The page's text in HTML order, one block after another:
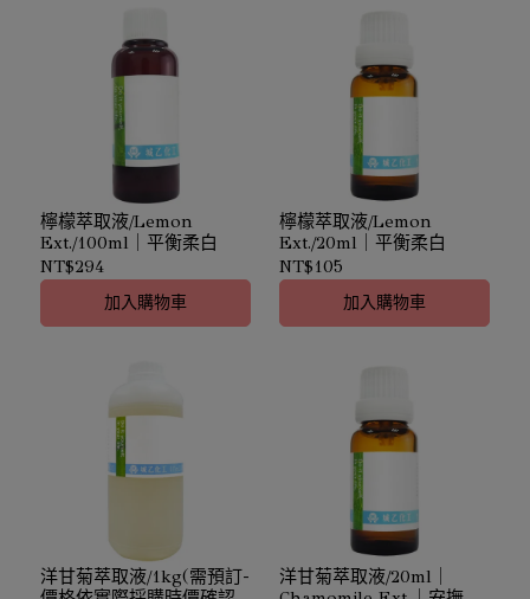
檸檬萃取液/Lemon
Ext./100ml｜平衡柔白
NT$294
加入購物車
檸檬萃取液/Lemon
Ext./20ml｜平衡柔白
NT$105
加入購物車
洋甘菊萃取液/1kg(需預訂-
洋甘菊萃取液/20ml｜